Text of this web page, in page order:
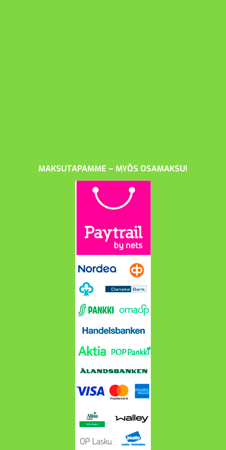
MAKSUTAPAMME – MYÖS OSAMAKSU!